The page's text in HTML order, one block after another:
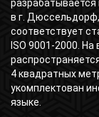
разрабатывается
в г.
соответствует
ISO 9001-2000.
4 квадратных
укомплектован
языке.